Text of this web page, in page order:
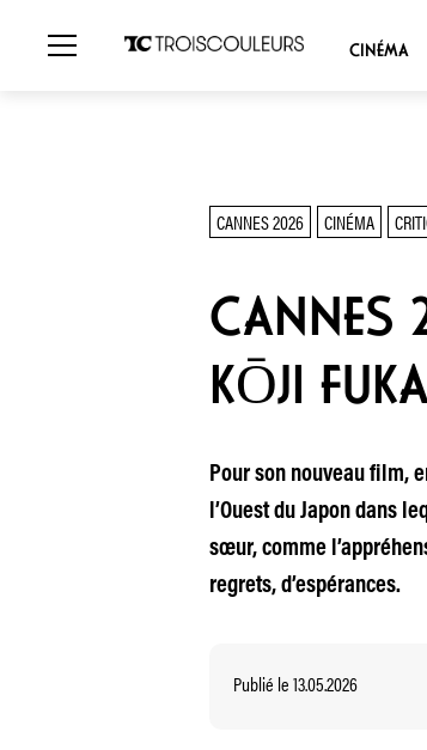
CINÉMA
CANNES 2026 CINÉMA
CANNES
KŌJI
Pour son nouveau film,
l’Ouest du Japon dans
sœur, comme
regrets, d’espérances.
Publié le 13.05.2026